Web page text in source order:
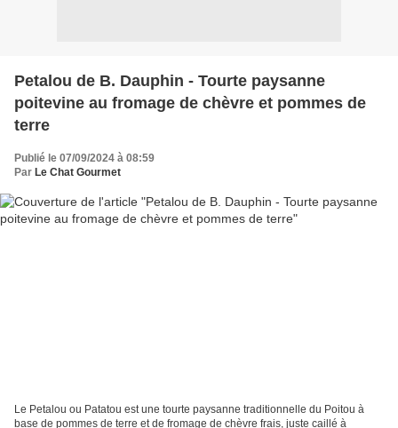
Petalou de B. Dauphin - Tourte paysanne
poitevine au fromage de chèvre et pommes de
terre
Publié le 07/09/2024 à 08:59
Par Le Chat Gourmet
Le Petalou ou Patatou est une tourte paysanne traditionnelle du Poitou à
base de pommes de terre et de fromage de chèvre frais, juste caillé à